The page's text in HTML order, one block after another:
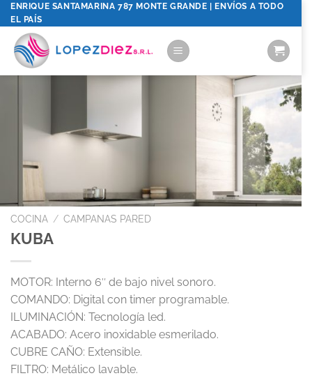
Saltar
al
contenido
ENRIQUE SANTAMARINA 787 MONTE GRANDE | ENVÍOS A TODO
EL PAÍS
COCINA / CAMPANAS PARED
KUBA
MOTOR: Interno 6″ de bajo nivel sonoro.
COMANDO: Digital con timer programable.
ILUMINACIÓN: Tecnología led.
ACABADO: Acero inoxidable esmerilado.
CUBRE CAÑO: Extensible.
FILTRO: Metálico lavable.